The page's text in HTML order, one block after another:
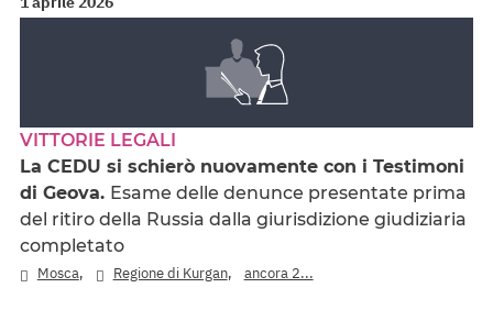
VITTORIE LEGALI
La CEDU si schierò nuovamente con i Testimoni
di Geova. Esame delle denunce presentate prima
del ritiro della Russia dalla giurisdizione giudiziaria
completato
Mosca, Regione di Kurgan, ancora 2...